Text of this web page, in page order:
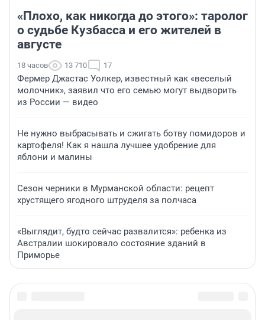
«Плохо, как никогда до этого»: таролог
о судьбе Кузбасса и его жителей в
августе
18 часов 13 710 17
Фермер Джастас Уолкер, известный как «веселый
молочник», заявил что его семью могут выдворить
из России — видео
Не нужно выбрасывать и сжигать ботву помидоров и
картофеля! Как я нашла лучшее удобрение для
яблони и малины
Сезон черники в Мурманской области: рецепт
хрустящего ягодного штруделя за полчаса
«Выглядит, будто сейчас развалится»: ребенка из
Австралии шокировало состояние зданий в
Приморье